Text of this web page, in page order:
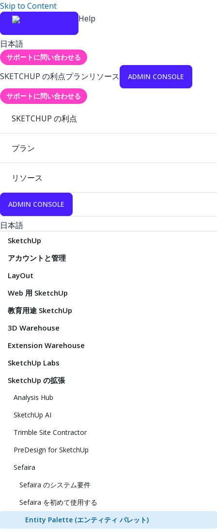
Skip to Content
Help
日本語
サポートに問い合わせる
SKETCHUP の利点プランリソース ADMIN CONSOLE
サポートに問い合わせる
SKETCHUP の利点
プラン
リソース
ADMIN CONSOLE
日本語
SketchUp
アカウントと管理
LayOut
Web 用 SketchUp
教育用途 SketchUp
3D Warehouse
Extension Warehouse
SketchUp Labs
SketchUp の拡張
Analysis Hub
SketchUp AI
Trimble Site Contractor
PreDesign for SketchUp
Sefaira
Sefaira のシステム要件
Sefaira を初めて使用する
Entity Palette (エンティティ パレット)